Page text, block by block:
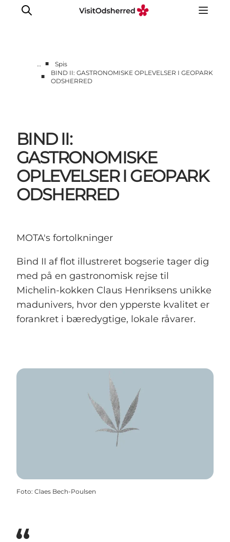
DET SKER
OVERNAT
PRAKTISK
NYHEDSBREV
… ■
Spis
■
BIND II: GASTRONOMISKE OPLEVELSER I GEOPARK
ODSHERRED
BIND II:
GASTRONOMISKE
OPLEVELSER I GEOPARK
ODSHERRED
MOTA's fortolkninger
Bind II af flot illustreret bogserie tager dig
med på en gastronomisk rejse til
Michelin-kokken Claus Henriksens unikke
madunivers, hvor den ypperste kvalitet er
forankret i bæredygtige, lokale råvarer.
Foto: Claes Bech-Poulsen